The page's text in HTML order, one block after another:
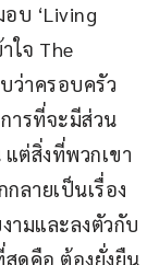
บ ‘Living
ใจ The
ว่าครอบครัว
ารที่จะมีส่วน
ต่สิ่งที่พวกเขา
ลายเป็นเรื่อง
ามและลงตัวกับ
ดคือ ต้องยั่งยืน